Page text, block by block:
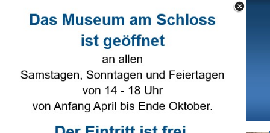
Select Language ▼
Menü überspringen